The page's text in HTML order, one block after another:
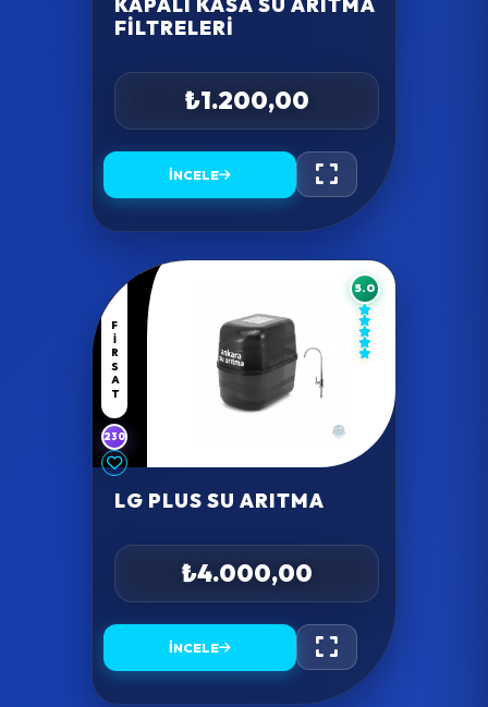
KAPALI KASA SU ARITMA
FILTRELERI
₺1.200,00
İNCELE
FIRSAT
230
5.0
LG PLUS SU ARITMA
₺4.000,00
İNCELE